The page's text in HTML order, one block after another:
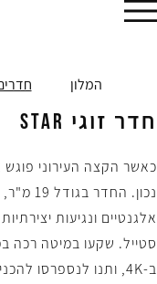
המלון
חדר זוגי STAR
כאשר הקצה העירוני
נכון.
אלגנטיים ונגיעות
סטייל. שקעו במיטה רכה